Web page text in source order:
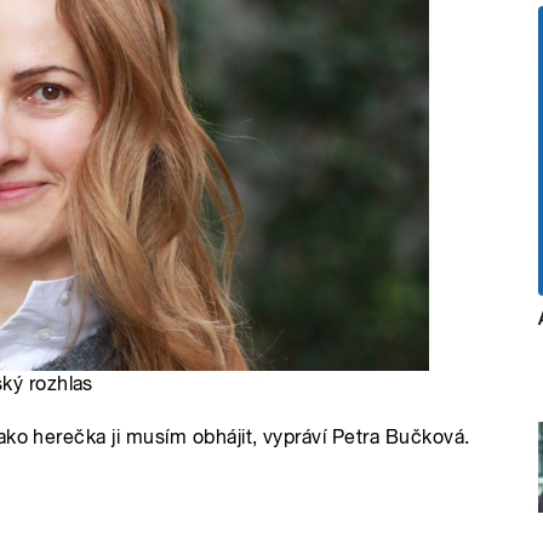
rozhlas
herečka ji musím obhájit, vypráví Petra Bučková.